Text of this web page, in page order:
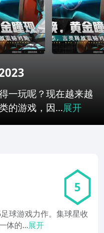
一玩呢？现在越来越
的游戏，因...展开
5
球游戏力作。集球星收
体的...展开